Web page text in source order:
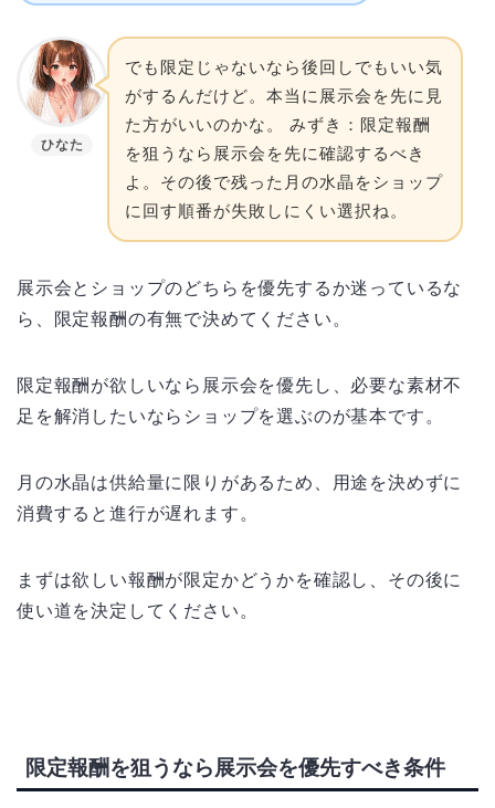
ひなた
でも限定じゃないなら後回しでもいい気
がするんだけど。本当に展示会を先に見
た方がいいのかな。 みずき：限定報酬
を狙うなら展示会を先に確認するべき
よ。その後で残った月の水晶をショップ
に回す順番が失敗しにくい選択ね。
展示会とショップのどちらを優先するか迷っているな
ら、限定報酬の有無で決めてください。
限定報酬が欲しいなら展示会を優先し、必要な素材不
足を解消したいならショップを選ぶのが基本です。
月の水晶は供給量に限りがあるため、用途を決めずに
消費すると進行が遅れます。
まずは欲しい報酬が限定かどうかを確認し、その後に
使い道を決定してください。
限定報酬を狙うなら展示会を優先すべき条件